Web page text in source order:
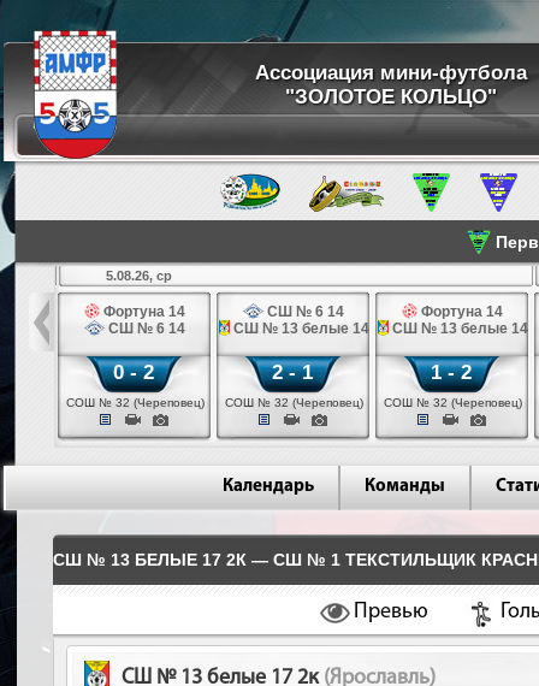
Ассоциация мини-футбола
"ЗОЛОТОЕ КОЛЬЦО"
14
5.08.26, ср
Фортуна 14
СШ № 6 14
0 - 2
СОШ № 32 (Череповец)
СШ № 6 14
СШ № 13 белые 14
2 - 1
СОШ № 32 (Череповец)
Фортуна 14
СШ № 13 белые 14
1 - 2
СОШ № 32 (Череповец)
Календарь Команды
СШ № 13 БЕЛЫЕ 17 2К — СШ № 1 ТЕКСТИЛЬЩИК
Превью
СШ № 13 белые 17 2к (Ярославль)